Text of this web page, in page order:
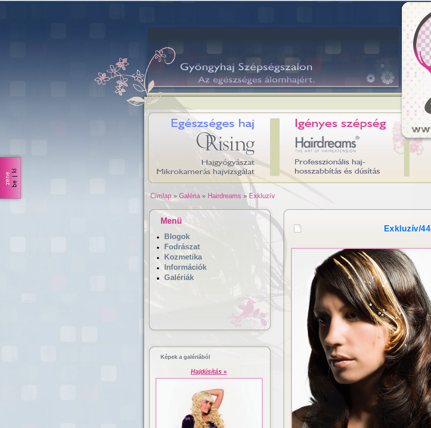
Hajgyógyászat,
Lézeres hajhosszabbítás és
Címlap» Galéria» Hairdreams » Exkluzív
Exkluzív/44
Menü
Blogok
Fodrászat
Kozmetika
Információk
Galériák
Képek a galériából
Hajdúsítás »